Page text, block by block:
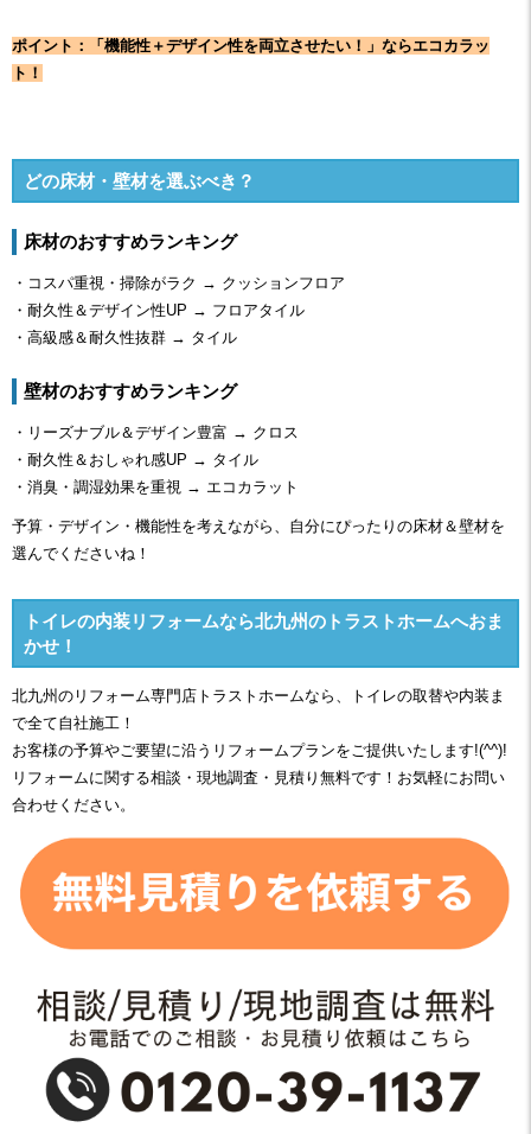
ポイント：「機能性＋デザイン性を両立させたい！」ならエコカラッ
ト！
どの床材・壁材を選ぶべき？
床材のおすすめランキング
・コスパ重視・掃除がラク → クッションフロア
・ 耐久性＆デザイン性UP → フロアタイル
・ 高級感＆耐久性抜群 → タイル
壁材のおすすめランキング
・リーズナブル＆デザイン豊富 → クロス
・ 耐久性＆おしゃれ感UP → タイル
・ 消臭・調湿効果を重視 → エコカラット
予算・デザイン・機能性を考えながら、自分にぴったりの床材＆壁材を
選んでくださいね！
トイレの内装リフォームなら北九州のトラストホームへおま
かせ！
北九州のリフォーム専門店トラストホームなら、トイレの取替や内装ま
で全て自社施工！
お客様の予算やご要望に沿うリフォームプランをご提供いたします!(^^)!
リフォームに関する相談・現地調査・見積り無料です！お気軽にお問い
合わせください。